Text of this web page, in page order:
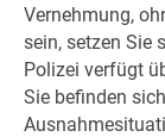
Vernehmung,
sein, setzen Sie
Polizei verfügt
Sie befinden